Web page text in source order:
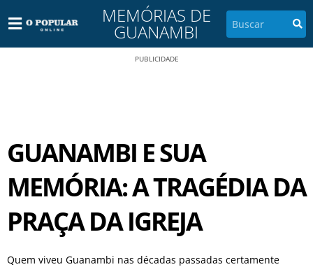
MEMÓRIAS DE
GUANAMBI
PUBLICIDADE
GUANAMBI E SUA
MEMÓRIA: A TRAGÉDIA DA
PRAÇA DA IGREJA
Quem viveu Guanambi nas décadas passadas certamente